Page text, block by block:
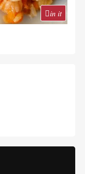
in it